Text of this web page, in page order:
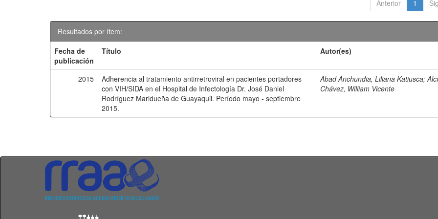
Anterior 1
Resultados por ítem:
Fecha de
publicación
Título Autor(es)
2015
Adherencia al tratamiento antirretroviral en pacientes portadores
con VIH/SIDA en el Hospital de Infectología Dr. José Daniel
Rodríguez Maridueña de Guayaquil. Período mayo - septiembre
2015.
Abad Anchundia, Liliana Katiusca;
Chávez, William Vicente